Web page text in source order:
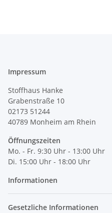
Impressum
Stoffhaus Hanke
Grabenstraße 10
02173 51244
40789 Monheim am Rhein
Öffnungszeiten
Mo. - Fr. 9:30 Uhr - 13:00 Uhr
Di. 15:00 Uhr - 18:00 Uhr
Informationen
Gesetzliche Informationen